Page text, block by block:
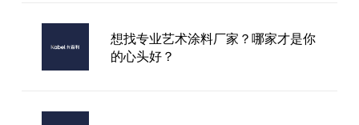
想找专业艺术涂料厂家？哪家才是你
的心头好？